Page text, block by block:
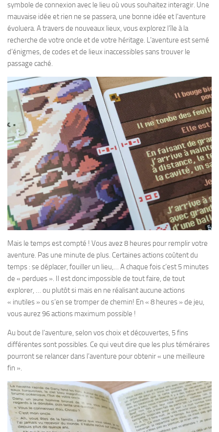
symbole de connexion avec le lieu où vous souhaitez interagir. Une
mauvaise idée et rien ne se passera, une bonne idée et l’aventure
évoluera. A travers de nouveaux lieux, vous explorez l’île à la
recherche de votre oncle et de votre héritage. L’aventure est semé
d’énigmes, de codes et de lieux inaccessibles sans trouver le
passage caché.
Mais le temps est compté ! Vous avez 8 heures pour remplir votre
aventure. Pas une minute de plus. Certaines actions coûtent du
temps : se déplacer, fouiller un lieu,… A chaque fois c’est 5 minutes
de « perdues ». Il est donc impossible de tout faire, de tout
explorer, … ou plutôt si mais en ne réalisant aucune actions
« inutiles » ou s’en se tromper de chemin! En « 8 heures » de jeu,
vous aurez 96 actions maximum possible !
Au bout de l’aventure, selon vos choix et découvertes, 5 fins
différentes sont possibles. Ce qui veut dire que les plus téméraires
pourront se relancer dans l’aventure pour obtenir « une meilleure
fin ».